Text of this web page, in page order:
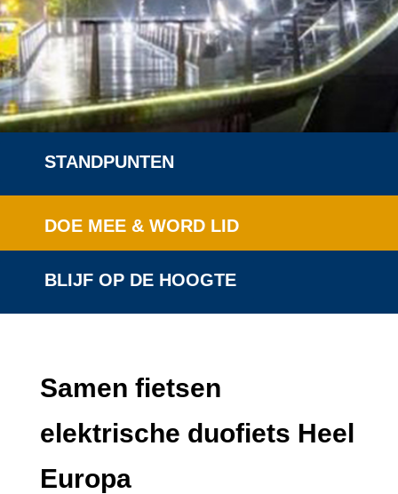
STANDPUNTEN
DOE MEE & WORD LID
BLIJF OP DE HOOGTE
Samen fietsen
elektrische duofiets Heel
Europa